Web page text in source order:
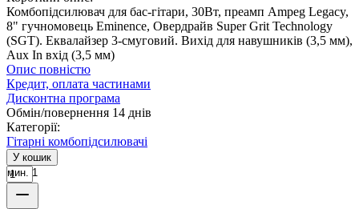
Комбопідсилювач для бас-гітари, 30Вт, преамп Ampeg Legacy,
8" гучномовець Eminence, Овердрайв Super Grit Technology
(SGT). Еквалайзер 3-смуговий. Вихід для навушників (3,5 мм),
Aux In вхід (3,5 мм)
Опис повністю
Кредит, оплата частинами
Дисконтна програма
Обмін/повернення 14 днів
Категорії:
Гітарні комбопідсилювачі
У кошик
мин. 1